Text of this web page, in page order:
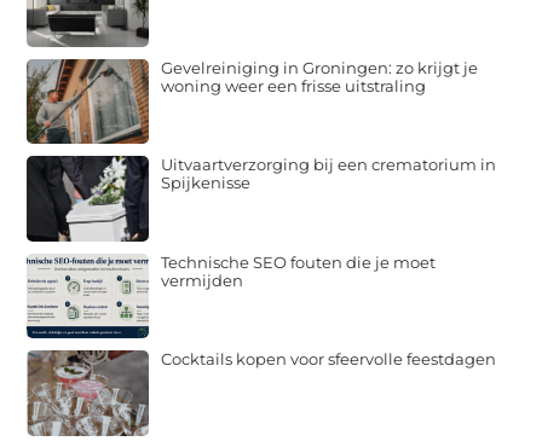
Gevelreiniging in Groningen: zo krijgt je
woning weer een frisse uitstraling
Uitvaartverzorging bij een crematorium in
Spijkenisse
Technische SEO fouten die je moet
vermijden
Cocktails kopen voor sfeervolle feestdagen